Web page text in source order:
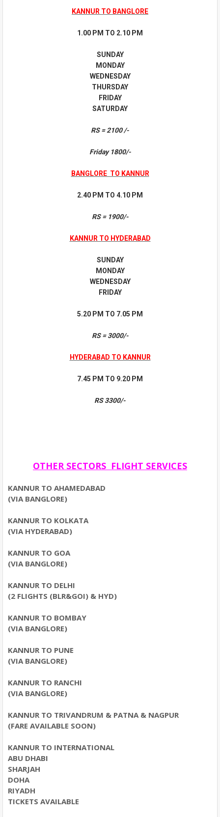
KANNUR TO BANGLORE
1.00 PM TO 2.10 PM
SUNDAY
MONDAY
WEDNESDAY
THURSDAY
FRIDAY
SATURDAY
RS = 2100 /-
Friday 1800/-
BANGLORE TO KANNUR
2.40 PM TO 4.10 PM
RS = 1900/-
KANNUR TO HYDERABAD
SUNDAY
MONDAY
WEDNESDAY
FRIDAY
5.20 PM TO 7.05 PM
RS = 3000/-
HYDERABAD TO KANNUR
7.45 PM TO 9.20 PM
RS 3300/-
OTHER SECTORS FLIGHT SERVICES
KANNUR TO AHAMEDABAD
(VIA BANGLORE)
KANNUR TO KOLKATA
(VIA HYDERABAD)
KANNUR TO GOA
(VIA BANGLORE)
KANNUR TO DELHI
(2 FLIGHTS (BLR&GOI) & HYD)
KANNUR TO BOMBAY
(VIA BANGLORE)
KANNUR TO PUNE
(VIA BANGLORE)
KANNUR TO RANCHI
(VIA BANGLORE)
KANNUR TO TRIVANDRUM & PATNA & NAGPUR
(FARE AVAILABLE SOON)
KANNUR TO INTERNATIONAL
ABU DHABI
SHARJAH
DOHA
RIYADH
TICKETS AVAILABLE